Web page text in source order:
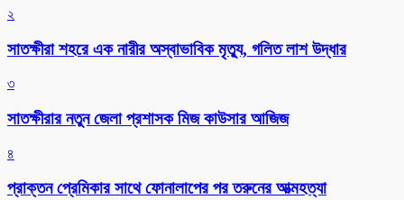
২
সাতক্ষীরা শহরে এক নারীর অস্বাভাবিক মৃত্যু, গলিত লাশ উদ্ধার
৩
সাতক্ষীরার নতুন জেলা প্রশাসক মিজ কাউসার আজিজ
৪
প্রাক্তন প্রেমিকার সাথে ফোনালাপের পর তরুনের আত্মহত্যা